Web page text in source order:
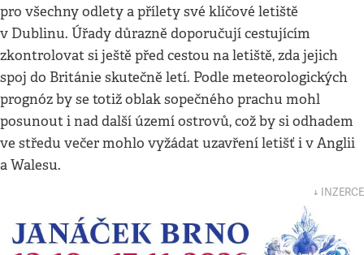
pro všechny odlety a přílety své klíčové letiště
v Dublinu. Úřady důrazně doporučují cestujícím
zkontrolovat si ještě před cestou na letiště, zda jejich
spoj do Británie skutečně letí. Podle meteorologických
prognóz by se totiž oblak sopečného prachu mohl
posunout i nad další území ostrovů, což by si odhadem
ve středu večer mohlo vyžádat uzavření letišť i v Anglii
a Walesu.
↓ INZERCE